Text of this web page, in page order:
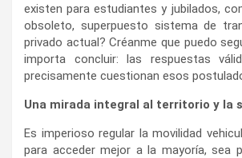
existen para estudiantes y jubilados,
obsoleto, superpuesto sistema de
privado actual? Créanme que puedo
importa concluir: las respuestas
precisamente cuestionan esos
Una mirada integral al territorio y la
Es imperioso regular la movilidad
para acceder mejor a la mayoría, sea